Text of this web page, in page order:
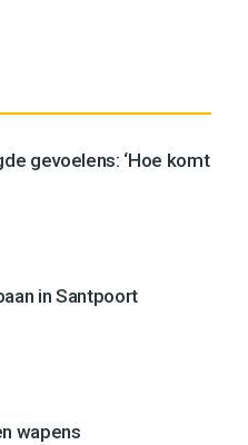
gevoelens: ‘Hoe komt
in Santpoort
wapens